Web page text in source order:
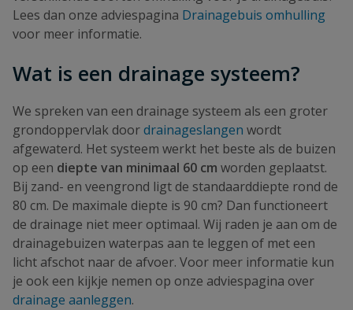
Lees dan onze adviespagina Drainagebuis omhulling
voor meer informatie.
Wat is een drainage systeem?
We spreken van een drainage systeem als een groter
grondoppervlak doordrainageslangen wordt
afgewaterd. Het systeem werkt het beste als de buizen
op een diepte van minimaal 60 cm worden geplaatst.
Bij zand- en veengrond ligt de standaarddiepte rond de
80 cm. De maximale diepte is 90 cm? Dan functioneert
de drainage niet meer optimaal. Wij raden je aan om de
drainagebuizen waterpas aan te leggen of met een
licht afschot naar de afvoer. Voor meer informatie kun
je ook een kijkje nemen op onze adviespagina over
drainage aanleggen.